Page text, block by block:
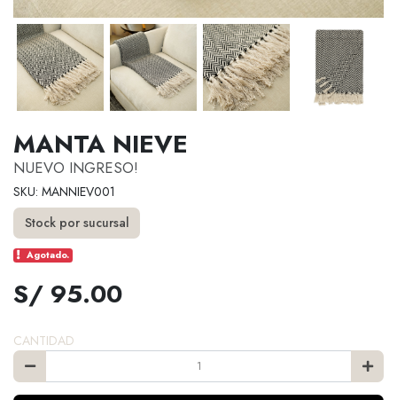
MANTA NIEVE
NUEVO INGRESO!
SKU: MANNIEV001
Stock por sucursal
Agotado.
S/ 95.00
CANTIDAD